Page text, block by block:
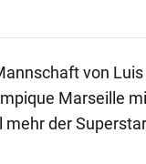
von
Marseille
der